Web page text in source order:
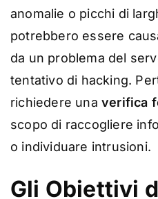
anomalie o picchi di
potrebbero essere
da un problema del
tentativo di hacking.
richiedere una verifica
scopo di raccogliere
o individuare intrusioni.
Gli Obiettivi